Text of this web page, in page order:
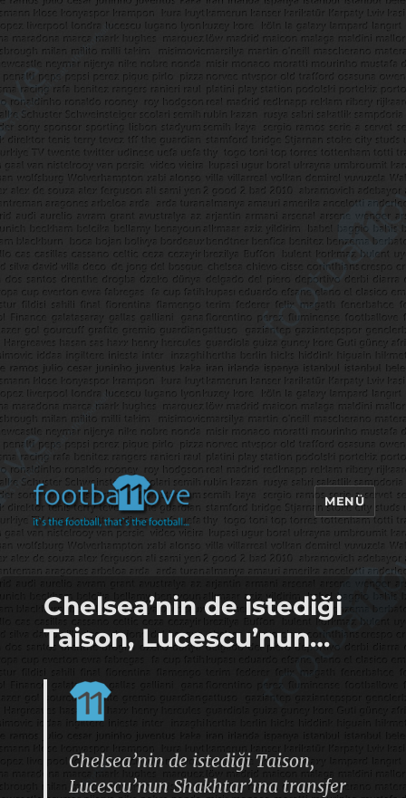
footbaLLove
MENÜ
Chelsea’nin de istediği
Taison, Lucescu’nun…
Chelsea’nin de istediği Taison,
Lucescu’nun Shakhtar’ına transfer